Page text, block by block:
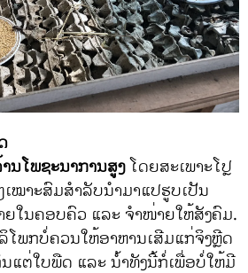
ນໂພຊະນາການສູງໂດຍສະເພາະໂປຼ
ໝາະສົມສໍາລັບນໍາມາແປຮູບເປັນ
ຍໃນຄອບຄົວ ແລະ ຈໍາໜ່າຍໃຫ້ສັງຄົມ.
ພກບໍ່ຄວນໃຫ້ອາຫານເສີມແກ່ຈິງຫຼີດ
ແຕ່ໃບພືດ ແລະ ນໍ້າທັງນີ້ກໍ່ເພື່ອບໍ່ໃຫ້ມີ